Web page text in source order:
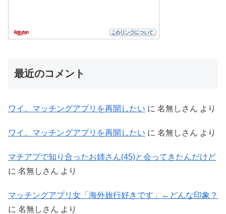
最近のコメント
ワイ、マッチングアプリを再開したい に 名無しさん より
ワイ、マッチングアプリを再開したい に 名無しさん より
マチアプで知り合ったお姉さん(45)と会ってきたんだけど
に 名無しさん より
マッチングアプリ女「海外旅行好きです」←どんな印象？
に 名無しさん より